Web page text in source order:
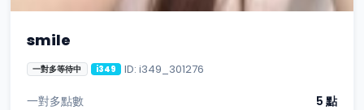
smile
一對多等待中 i349 ID: i349_301276
一對多點數
5 點